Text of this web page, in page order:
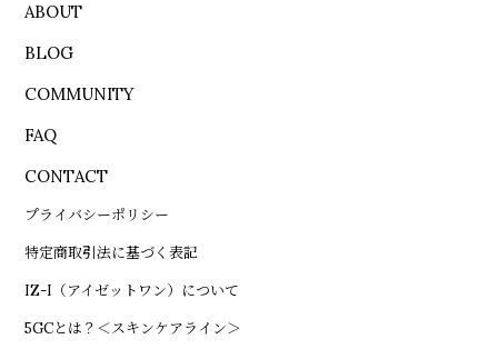
ABOUT
BLOG
COMMUNITY
FAQ
CONTACT
プライバシーポリシー
特定商取引法に基づく表記
IZ-I（アイゼットワン）について
5GCとは？＜スキンケアライン＞